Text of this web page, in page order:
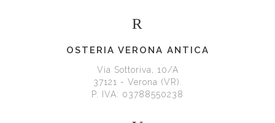
OSTERIA VERONA ANTICA
Via Sottoriva, 10/A
37121 - Verona (VR).
P. IVA: 03788550238